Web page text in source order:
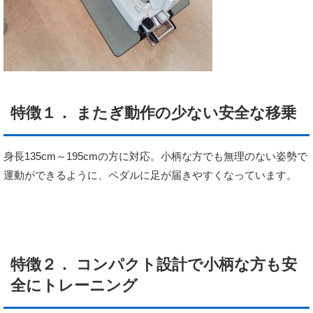
特徴１． またぎ動作の少ない安全な移乗
身長135cm～195cmの方に対応。小柄な方でも無理のない姿勢で
運動ができるように、ペダルに足が届きやすくなっています。
特徴２． コンパクト設計で小柄な方も安
全にトレーニング